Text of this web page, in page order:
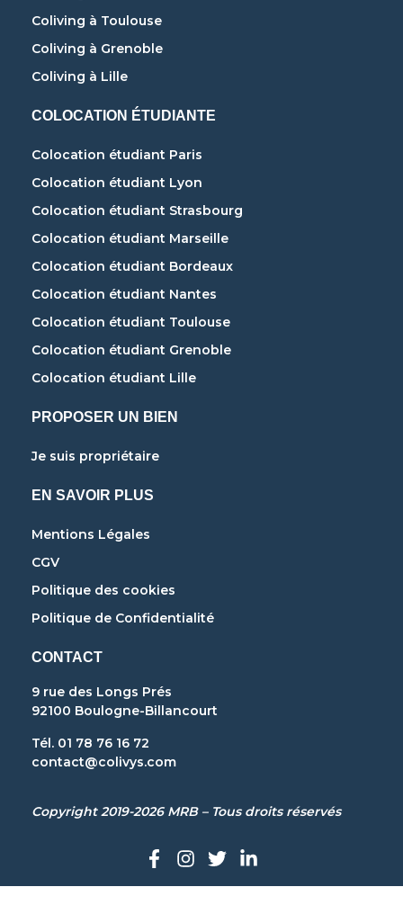
Coliving à Toulouse
Coliving à Grenoble
Coliving à Lille
COLOCATION ÉTUDIANTE
Colocation étudiant Paris
Colocation étudiant Lyon
Colocation étudiant Strasbourg
Colocation étudiant Marseille
Colocation étudiant Bordeaux
Colocation étudiant Nantes
Colocation étudiant Toulouse
Colocation étudiant Grenoble
Colocation étudiant Lille
PROPOSER UN BIEN
Je suis propriétaire
EN SAVOIR PLUS
Mentions Légales
CGV
Politique des cookies
Politique de Confidentialité
CONTACT
9 rue des Longs Prés
92100 Boulogne-Billancourt
Tél. 01 78 76 16 72
contact@colivys.com
Copyright 2019-2026 MRB – Tous droits réservés